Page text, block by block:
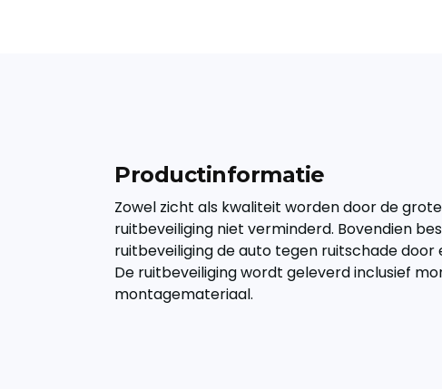
Productinformatie
Zowel zicht als kwaliteit worden door de
ruitbeveiliging niet verminderd. Bovendien
ruitbeveiliging de auto tegen ruitschade door
De ruitbeveiliging wordt geleverd inclusief
montagemateriaal.